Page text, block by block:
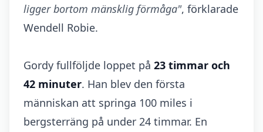
ligger bortom mänsklig förmåga", förklarade
Wendell Robie.
Gordy fullföljde loppet på 23 timmar och
42 minuter. Han blev den första
människan att springa 100 miles i
bergsterräng på under 24 timmar. En